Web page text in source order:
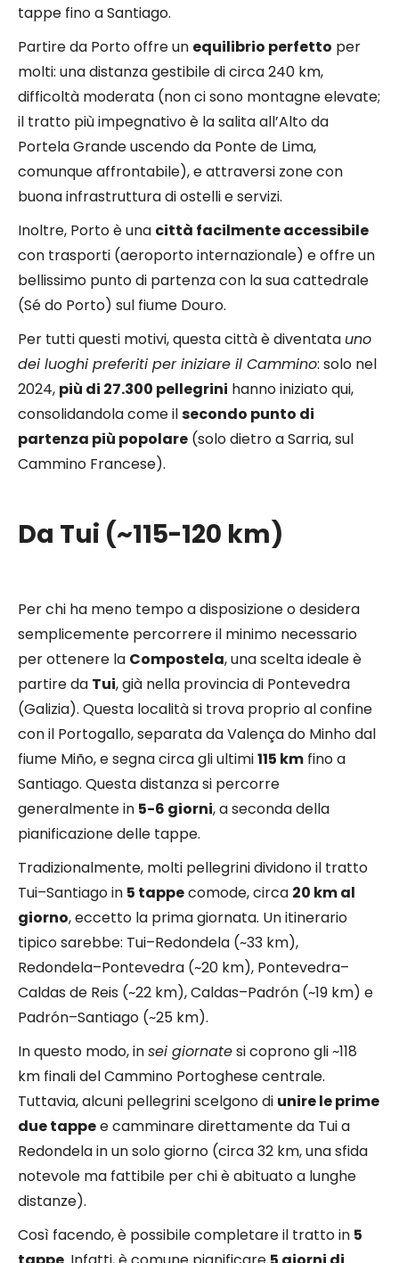
tappe fino a Santiago.
Partire da Porto offre un equilibrio perfetto per
molti: una distanza gestibile di circa 240 km,
difficoltà moderata (non ci sono montagne elevate;
il tratto più impegnativo è la salita all’Alto da
Portela Grande uscendo da Ponte de Lima,
comunque affrontabile), e attraversi zone con
buona infrastruttura di ostelli e servizi.
Inoltre, Porto è una città facilmente accessibile
con trasporti (aeroporto internazionale) e offre un
bellissimo punto di partenza con la sua cattedrale
(Sé do Porto) sul fiume Douro.
Per tutti questi motivi, questa città è diventata uno
dei luoghi preferiti per iniziare il Cammino: solo nel
2024, più di 27.300 pellegrini hanno iniziato qui,
consolidandola come ilsecondo punto di
partenza più popolare (solo dietro a Sarria, sul
Cammino Francese).
Da Tui (~115-120 km)
Per chi ha meno tempo a disposizione o desidera
semplicemente percorrere il minimo necessario
per ottenere la Compostela, una scelta ideale è
partire da Tui, già nella provincia di Pontevedra
(Galizia). Questa località si trova proprio al confine
con il Portogallo, separata da Valença do Minho dal
fiume Miño, e segna circa gli ultimi115 km fino a
Santiago. Questa distanza si percorre
generalmente in 5-6 giorni, a seconda della
pianificazione delle tappe.
Tradizionalmente, molti pellegrini dividono il tratto
Tui–Santiago in 5 tappecomode, circa 20 km al
giorno, eccetto la prima giornata. Un itinerario
tipico sarebbe: Tui–Redondela (~33 km),
Redondela–Pontevedra (~20 km), Pontevedra–
Caldas de Reis (~22 km), Caldas–Padrón (~19 km) e
Padrón–Santiago (~25 km).
In questo modo, insei giornatesi coprono gli ~118
km finali del Cammino Portoghese centrale.
Tuttavia, alcuni pellegrini scelgono di unire le prime
due tappee camminare direttamente da Tui a
Redondela in un solo giorno (circa 32 km, una sfida
notevole ma fattibile per chi è abituato a lunghe
distanze).
Così facendo, è possibile completare il tratto in 5